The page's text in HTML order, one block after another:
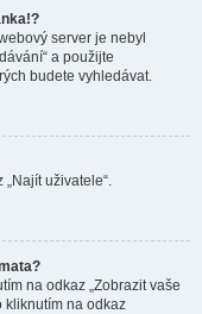
server je nebyl
a použijte
budete vyhledávat.
uživatele“.
na odkaz „Zobrazit vaše
kliknutím na odkaz